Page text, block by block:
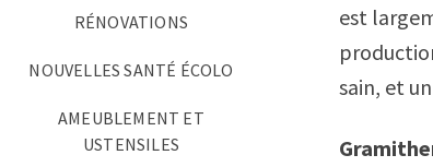
RÉNOVATIONS
NOUVELLES SANTÉ ÉCOLO
AMEUBLEMENT ET
USTENSILES
est
sain, et